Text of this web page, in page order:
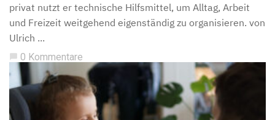
privat nutzt er technische Hilfsmittel, um Alltag, Arbeit
und Freizeit weitgehend eigenständig zu organisieren. von
Ulrich ...
0 Kommentare